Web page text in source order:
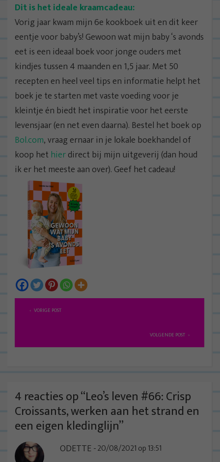
Dit is het ideale kraamcadeau:
Vorig jaar kwam mijn 6e kookboek uit en dit keer
eentje voor baby’s! Gewoon wat mijn baby ‘s avonds
eet is een ideaal boek voor jonge ouders met
kindjes tussen 4 maanden en 1,5 jaar. Met 50
recepten en heel veel tips en informatie helpt het
boek je te starten met vaste voeding voor je
kleintje én biedt het inspiratie voor het eerste
levensjaar (en net even daarna). Bestel het boek op
Bol.com, vraag ernaar in je lokale boekhandel of
koop het hierdirect bij mijn uitgeverij (dan houd
ik er het meeste aan over). Geef het cadeau!
B
i
t
n
a
i
VORIGE POST
VOLGENDE POST
4 reacties op “Leo’s leven #66: Crisp
Croissants, werken aan het strand en
een eigen kledinglijn”
ODETTE 20/08/2021 op 13:51